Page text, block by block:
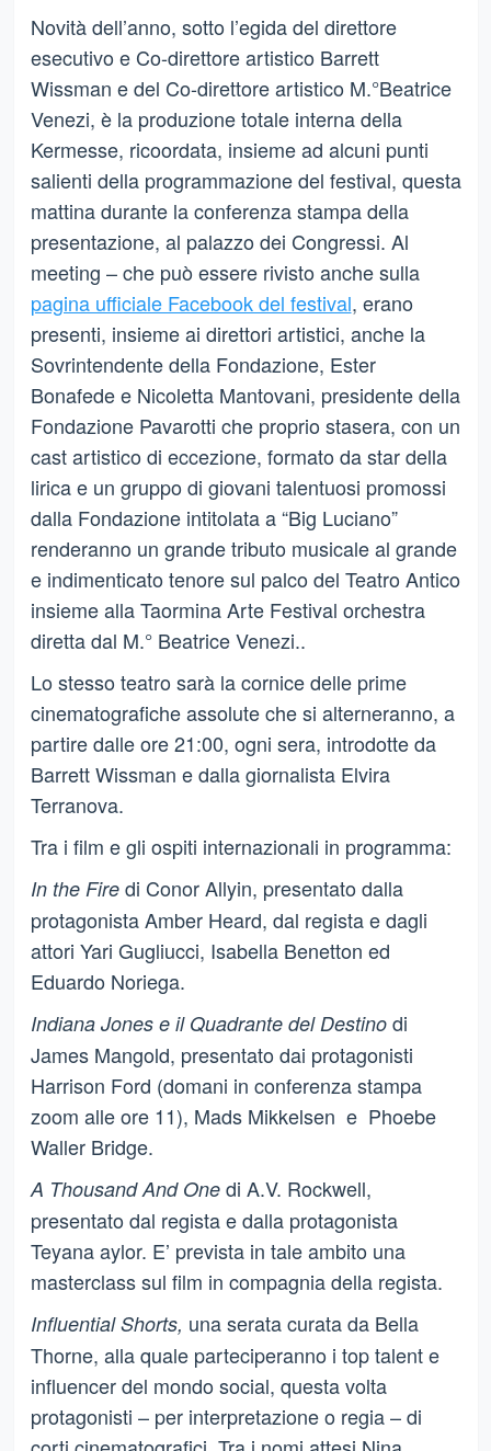
Novità dell’anno, sotto l’egida del direttore
esecutivo e Co-direttore artistico Barrett
Wissman e del Co-direttore artistico M.°Beatrice
Venezi, è la produzione totale interna della
Kermesse, ricoordata, insieme ad alcuni punti
salienti della programmazione del festival, questa
mattina durante la conferenza stampa della
presentazione, al palazzo dei Congressi. Al
meeting – che può essere rivisto anche sulla
pagina ufficiale Facebook del festival, erano
presenti, insieme ai direttori artistici, anche la
Sovrintendente della Fondazione, Ester
Bonafede e Nicoletta Mantovani, presidente della
Fondazione Pavarotti che proprio stasera, con un
cast artistico di eccezione, formato da star della
lirica e un gruppo di giovani talentuosi promossi
dalla Fondazione intitolata a “Big Luciano”
renderanno un grande tributo musicale al grande
e indimenticato tenore sul palco del Teatro Antico
insieme alla Taormina Arte Festival orchestra
diretta dal M.° Beatrice Venezi..
Lo stesso teatro sarà la cornice delle prime
cinematografiche assolute che si alterneranno, a
partire dalle ore 21:00, ogni sera, introdotte da
Barrett Wissman e dalla giornalista Elvira
Terranova.
Tra i film e gli ospiti internazionali in programma:
In the Firedi Conor Allyin, presentato dalla
protagonista Amber Heard, dal regista e dagli
attori Yari Gugliucci, Isabella Benetton ed
Eduardo Noriega.
Indiana Jones e il Quadrante del Destino di
James Mangold, presentato dai protagonisti
Harrison Ford (domani in conferenza stampa
zoom alle ore 11), Mads Mikkelsen e Phoebe
Waller Bridge.
A Thousand And One di A.V. Rockwell,
presentato dal regista e dalla protagonista
Teyana aylor. E’ prevista in tale ambito una
masterclass sul film in compagnia della regista.
Influential Shorts, una serata curata da Bella
Thorne, alla quale parteciperanno i top talent e
influencer del mondo social, questa volta
protagonisti – per interpretazione o regia – di